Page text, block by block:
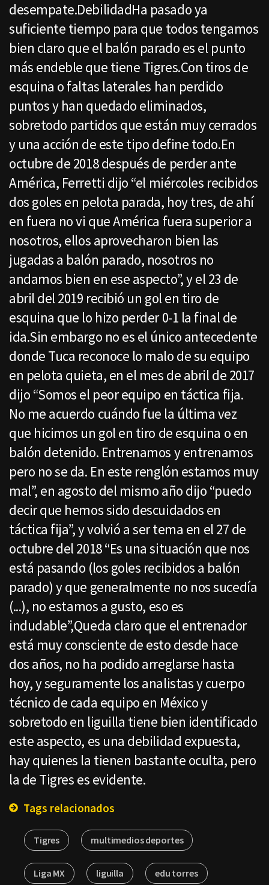
desempate.DebilidadHa pasado ya
suficiente tiempo para que todos tengamos
bien claro que el balón parado es el punto
más endeble que tiene Tigres.Con tiros de
esquina o faltas laterales han perdido
puntos y han quedado eliminados,
sobretodo partidos que están muy cerrados
y una acción de este tipo define todo.En
octubre de 2018 después de perder ante
América, Ferretti dijo “el miércoles recibidos
dos goles en pelota parada, hoy tres, de ahí
en fuera no vi que América fuera superior a
nosotros, ellos aprovecharon bien las
jugadas a balón parado, nosotros no
andamos bien en ese aspecto”, y el 23 de
abril del 2019 recibió un gol en tiro de
esquina que lo hizo perder 0-1 la final de
ida.Sin embargo no es el único antecedente
donde Tuca reconoce lo malo de su equipo
en pelota quieta, en el mes de abril de 2017
dijo “Somos el peor equipo en táctica fija.
No me acuerdo cuándo fue la última vez
que hicimos un gol en tiro de esquina o en
balón detenido. Entrenamos y entrenamos
pero no se da. En este renglón estamos muy
mal”, en agosto del mismo año dijo “puedo
decir que hemos sido descuidados en
táctica fija”, y volvió a ser tema en el 27 de
octubre del 2018 “Es una situación que nos
está pasando (los goles recibidos a balón
parado) y que generalmente no nos sucedía
(...), no estamos a gusto, eso es
indudable”,Queda claro que el entrenador
está muy consciente de esto desde hace
dos años, no ha podido arreglarse hasta
hoy, y seguramente los analistas y cuerpo
técnico de cada equipo en México y
sobretodo en liguilla tiene bien identificado
este aspecto, es una debilidad expuesta,
hay quienes la tienen bastante oculta, pero
la de Tigres es evidente.
Tags relacionados
Tigres multimedios deportes
Liga MX liguilla edu torres